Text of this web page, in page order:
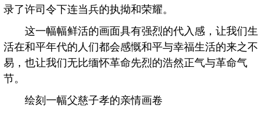
录了许司令下连当兵的执拗和荣耀。
这一幅幅鲜活的画面具有强烈的代入感，让我们生
活在和平年代的人们都会感慨和平与幸福生活的来之不
易，也让我们无比缅怀革命先烈的浩然正气与革命气
节。
绘刻一幅父慈子孝的亲情画卷